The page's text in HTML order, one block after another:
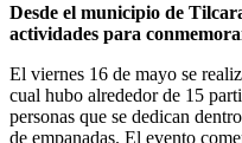
Desde el municipio de
actividades para
El viernes 16 de mayo se
cual hubo alrededor de 15
personas que se dedican
de empanadas. El evento